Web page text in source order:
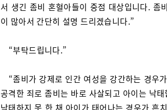
서 생긴 좀비 혼혈아들이 중점 대상입니다. 좀
이 많아서 간단히 설명 드리겠습니다.”
“부탁드립니다.”
“좀비가 강제로 인간 여성을 강간하는 경우
공격한 죄로 좀비는 바로 사살되고 아이는 낙
낙태하지 못 한 채 아이가 태어나는 경우가 흔